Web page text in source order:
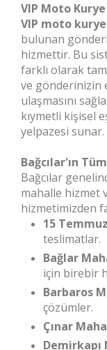
VIP Moto
VIP moto kurye
bulunan
hizmettir. Bu
farklı olarak
ve gönderinizin
ulaşmasını
kıymetli kişisel
yelpazesi sunar.
Bağcılar'ın
Bağcılar
mahalle hizmet
hizmetimizden
15
teslimatlar.
Bağlar
için birebir
Barbaros
çözümler.
Çınar
Demirkapı